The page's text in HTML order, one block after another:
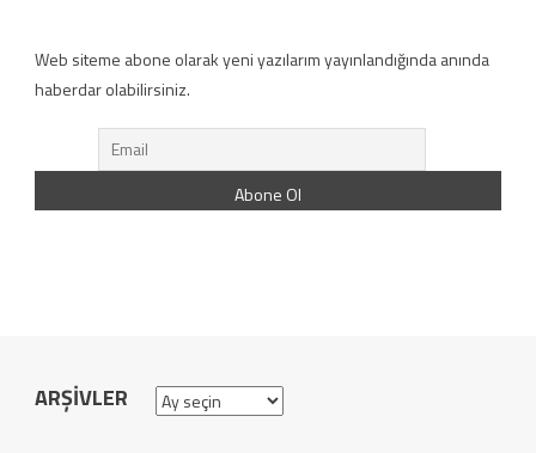
Web siteme abone olarak yeni yazılarım yayınlandığında anında
haberdar olabilirsiniz.
ARŞIVLER Arşivler